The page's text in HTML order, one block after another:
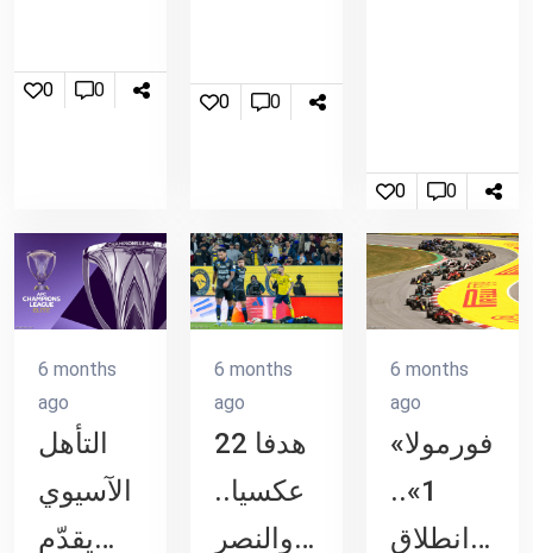
مع
0 0
واتساب
حذف
فوري
لهذه
البرامج
الخبيثة!
0 0
0 0
6 months
ago
التأهل
الآسيوي
يقدّم
6 months
ago
22 هدفا
عكسيا..
والنصر
6 months
ago
«فورمولا
1»..
انطلاق